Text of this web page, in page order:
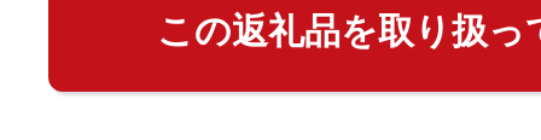
この返礼品を取り扱っ